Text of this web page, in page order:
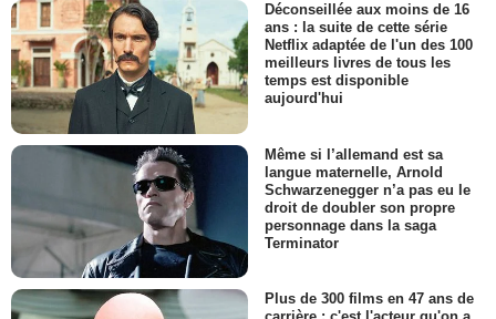
Déconseillée aux moins de 16
ans : la suite de cette série
Netflix adaptée de l'un des 100
meilleurs livres de tous les
temps est disponible
aujourd'hui
Même si l’allemand est sa
langue maternelle, Arnold
Schwarzenegger n’a pas eu le
droit de doubler son propre
personnage dans la saga
Terminator
Plus de 300 films en 47 ans de